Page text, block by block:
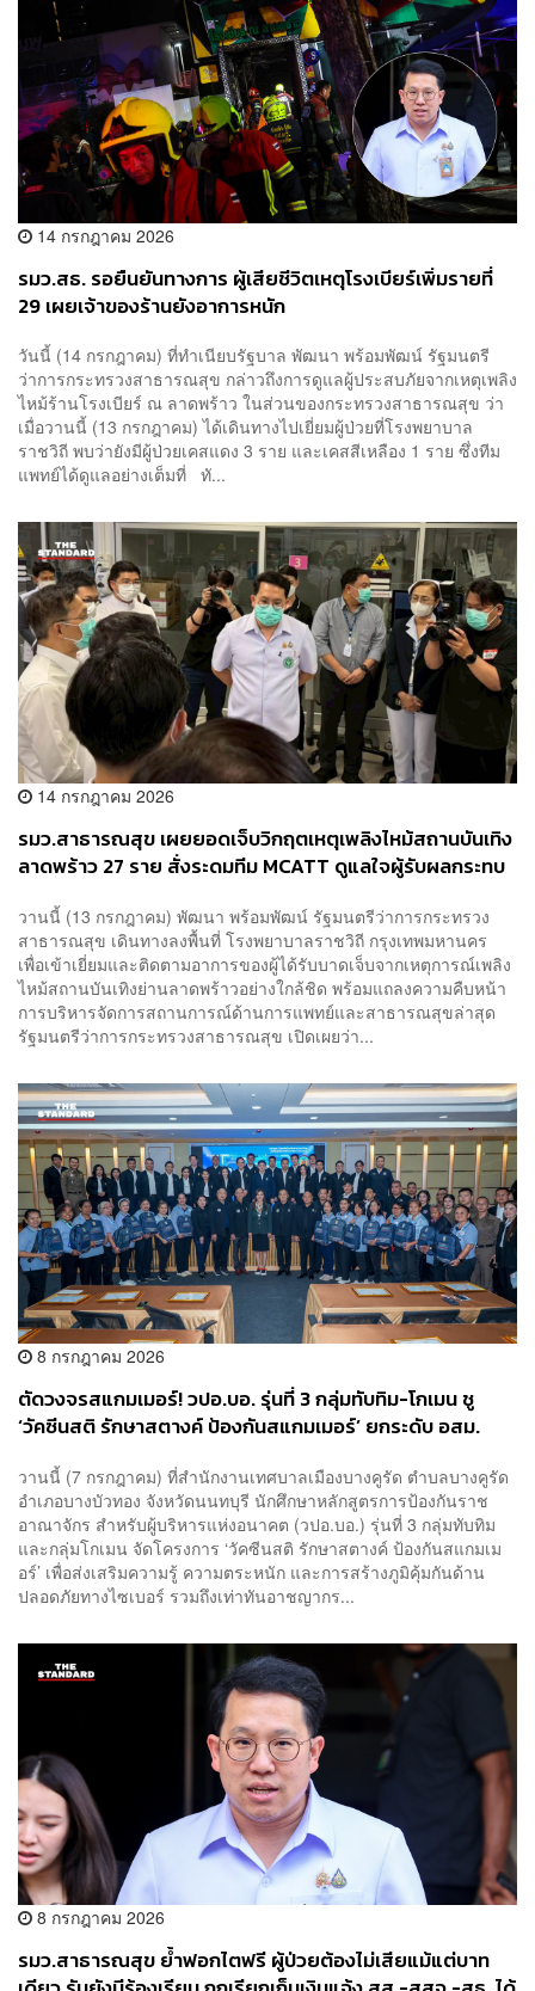
14 กรกฎาคม 2026
รมว.สธ. รอยืนยันทางการ ผู้เสียชีวิตเหตุโรงเบียร์เพิ่มรายที่
29 เผยเจ้าของร้านยังอาการหนัก
วันนี้ (14 กรกฎาคม) ที่ทำเนียบรัฐบาล พัฒนา พร้อมพัฒน์ รัฐมนตรี
ว่าการกระทรวงสาธารณสุข กล่าวถึงการดูแลผู้ประสบภัยจากเหตุเพลิง
ไหม้ร้านโรงเบียร์ ณ ลาดพร้าว ในส่วนของกระทรวงสาธารณสุข ว่า
เมื่อวานนี้ (13 กรกฎาคม) ได้เดินทางไปเยี่ยมผู้ป่วยที่โรงพยาบาล
ราชวิถี พบว่ายังมีผู้ป่วยเคสแดง 3 ราย และเคสสีเหลือง 1 ราย ซึ่งทีม
แพทย์ได้ดูแลอย่างเต็มที่ ทั...
14 กรกฎาคม 2026
รมว.สาธารณสุข เผยยอดเจ็บวิกฤตเหตุเพลิงไหม้สถานบันเทิง
ลาดพร้าว 27 ราย สั่งระดมทีม MCATT ดูแลใจผู้รับผลกระทบ
วานนี้ (13 กรกฎาคม) พัฒนา พร้อมพัฒน์ รัฐมนตรีว่าการกระทรวง
สาธารณสุข เดินทางลงพื้นที่ โรงพยาบาลราชวิถี กรุงเทพมหานคร
เพื่อเข้าเยี่ยมและติดตามอาการของผู้ได้รับบาดเจ็บจากเหตุการณ์เพลิง
ไหม้สถานบันเทิงย่านลาดพร้าวอย่างใกล้ชิด พร้อมแถลงความคืบหน้า
การบริหารจัดการสถานการณ์ด้านการแพทย์และสาธารณสุขล่าสุด
รัฐมนตรีว่าการกระทรวงสาธารณสุข เปิดเผยว่า...
8 กรกฎาคม 2026
ตัดวงจรสแกมเมอร์! วปอ.บอ. รุ่นที่ 3 กลุ่มทับทิม-โกเมน ชู
‘วัคซีนสติ รักษาสตางค์ ป้องกันสแกมเมอร์’ ยกระดับ อสม.
วานนี้ (7 กรกฎาคม) ที่สำนักงานเทศบาลเมืองบางคูรัด ตำบลบางคูรัด
อำเภอบางบัวทอง จังหวัดนนทบุรี นักศึกษาหลักสูตรการป้องกันราช
อาณาจักร สำหรับผู้บริหารแห่งอนาคต (วปอ.บอ.) รุ่นที่ 3 กลุ่มทับทิม
และกลุ่มโกเมน จัดโครงการ ‘วัคซีนสติ รักษาสตางค์ ป้องกันสแกมเม
อร์’ เพื่อส่งเสริมความรู้ ความตระหนัก และการสร้างภูมิคุ้มกันด้าน
ปลอดภัยทางไซเบอร์ รวมถึงเท่าทันอาชญากร...
8 กรกฎาคม 2026
รมว.สาธารณสุข ย้ำฟอกไตฟรี ผู้ป่วยต้องไม่เสียแม้แต่บาท